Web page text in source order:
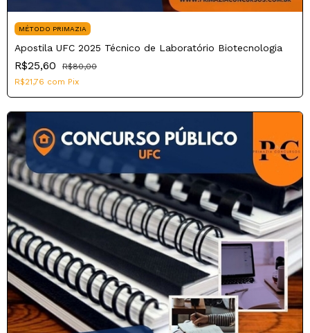
MÉTODO PRIMAZIA
Apostila UFC 2025 Técnico de Laboratório Biotecnologia
R$25,60
R$80,00
R$21,76 com Pix